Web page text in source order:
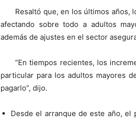
Resaltó que, en los últimos años,
afectando sobre todo a adultos
además de ajustes en el sector
“En tiempos recientes, los
particular para los adultos mayores
pagarlo”, dijo.
Desde el arranque de este año,